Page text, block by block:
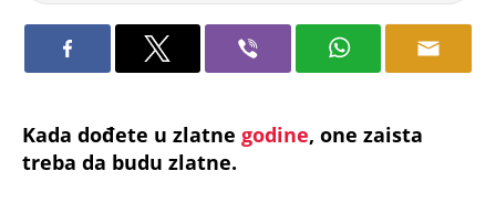
Kada dođete u zlatne godine, one zaista
treba da budu zlatne.